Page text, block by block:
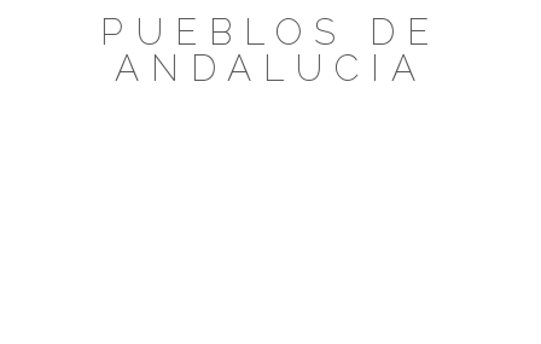
PUEBLOS DE
ANDALUCIA